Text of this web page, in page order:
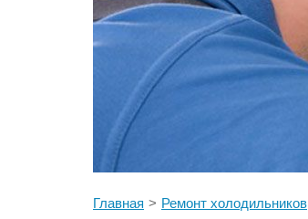
Главная Ремонт холодильников